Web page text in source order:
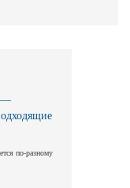
—
по-разному